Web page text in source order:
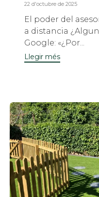
22 d'octubre de 2025
El poder del
a distancia
Google: «¿Por...
Llegir més